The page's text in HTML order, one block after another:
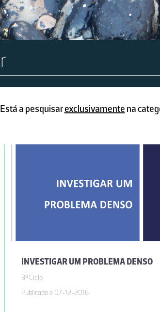
Está a pesquisarexclusivamente na
INVESTIGAR UM PROBLEMA DENSO
3º Ciclo
Publicado a 07-12-2016